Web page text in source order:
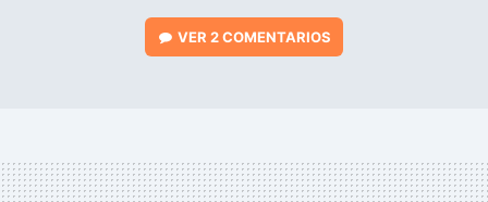
VER2 COMENTARIOS